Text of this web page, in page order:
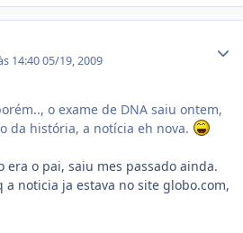
14:4005/19, 2009
o exame de DNA saiu ontem,
da história, a notícia eh nova.
era o pai, saiu mes passado ainda.
a noticia ja estava no site globo.com,